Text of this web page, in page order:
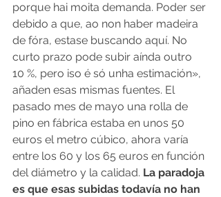
porque hai moita demanda. Poder ser
debido a que, ao non haber madeira
de fóra, estase buscando aquí. No
curto prazo pode subir aínda outro
10 %, pero iso é só unha estimación»,
añaden esas mismas fuentes. El
pasado mes de mayo una rolla de
pino en fábrica estaba en unos 50
euros el metro cúbico, ahora varía
entre los 60 y los 65 euros en función
del diámetro y la calidad. La paradoja
es que esas subidas todavía no han